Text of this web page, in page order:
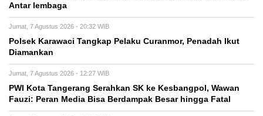
Antar lembaga
Jumat, 7 Agustus 2026 - 20:32 WIB
Polsek Karawaci Tangkap Pelaku Curanmor, Penadah Ikut
Diamankan
Jumat, 7 Agustus 2026 - 12:27 WIB
PWI Kota Tangerang Serahkan SK ke Kesbangpol, Wawan
Fauzi: Peran Media Bisa Berdampak Besar hingga Fatal